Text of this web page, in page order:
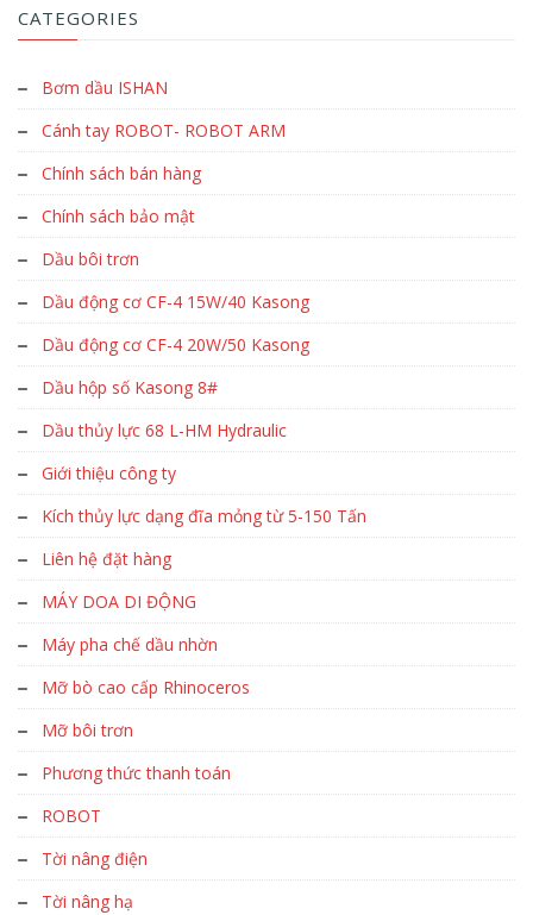
CATEGORIES
Bơm dầu ISHAN
Cánh tay ROBOT- ROBOT ARM
Chính sách bán hàng
Chính sách bảo mật
Dầu bôi trơn
Dầu động cơ CF-4 15W/40 Kasong
Dầu động cơ CF-4 20W/50 Kasong
Dầu hộp số Kasong 8#
Dầu thủy lực 68 L-HM Hydraulic
Giới thiệu công ty
Kích thủy lực dạng đĩa mỏng từ 5-150 Tấn
Liên hệ đặt hàng
MÁY DOA DI ĐỘNG
Máy pha chế dầu nhờn
Mỡ bò cao cấp Rhinoceros
Mỡ bôi trơn
Phương thức thanh toán
ROBOT
Tời nâng điện
Tời nâng hạ